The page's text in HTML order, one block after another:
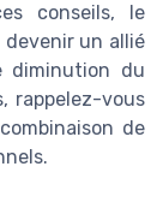
conseils, le
devenir un allié
diminution du
rappelez-vous
de